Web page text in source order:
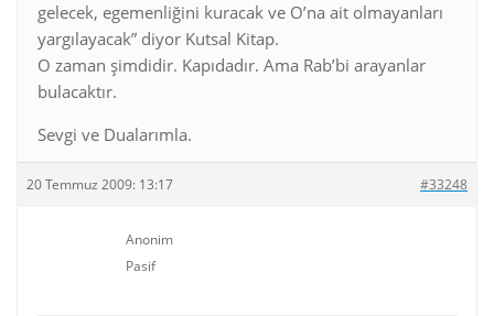
gelecek, egemenliğini kuracak ve O’na ait olmayanları
yargılayacak” diyor Kutsal Kitap.
O zaman şimdidir. Kapıdadır. Ama Rab’bi arayanlar
bulacaktır.
Sevgi ve Dualarımla.
20 Temmuz 2009: 13:17 #33248
Anonim
Pasif